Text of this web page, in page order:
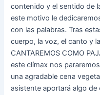
contenido y el sentido de
este motivo le
con las palabras. Tras
cuerpo, la voz, el canto y
CANTAREMOS COMO
este clímax nos
una agradable cena
asistente aportará algo